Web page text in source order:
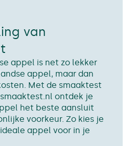
van
appel is net zo lekker
appel, maar dan
Met de smaaktest
ontdek je
het beste aansluit
voorkeur. Zo kies je
appel voor in je